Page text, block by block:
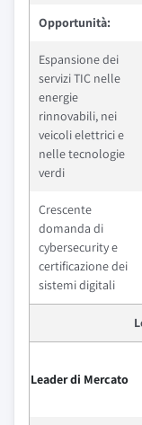
Opportunità:
Espansione dei
servizi TIC nelle
energie
rinnovabili, nei
veicoli elettrici e
nelle tecnologie
verdi
Crescente
domanda di
cybersecurity e
certificazione dei
sistemi digitali
Leader di Mercato